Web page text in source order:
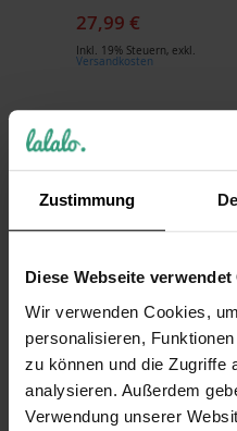
Zustimmung
Diese Webseite verwendet
Wir verwenden Cookies,
personalisieren,
zu können und die Zugriffe
analysieren. Außerdem
Verwendung unserer
27,99 €
Inkl. 19% Steuern, exkl.
Versandkosten
LEONARDO
Leonardo Daily
Hochzeits-
Sektgläser mit
Gravur,
Kreisromantik